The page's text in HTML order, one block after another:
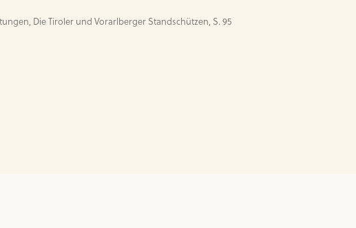
Die Tiroler und Vorarlberger Standschützen, S. 95